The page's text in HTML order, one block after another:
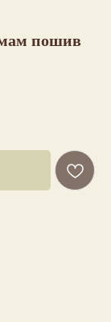
мам пошив